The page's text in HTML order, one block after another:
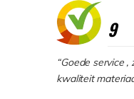
9
“Goede service
kwaliteit